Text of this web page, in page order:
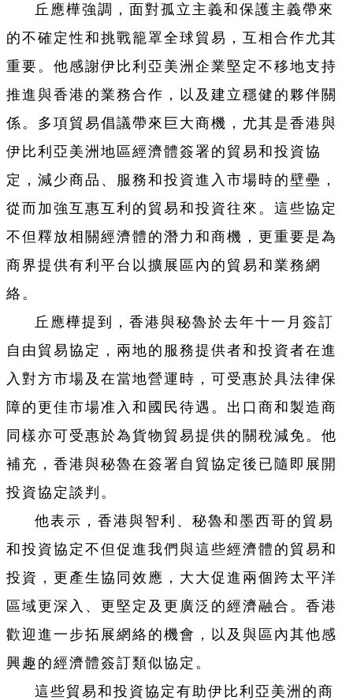
丘應樺強調，面對孤立主義和保護主義帶來
的不確定性和挑戰籠罩全球貿易，互相合作尤其
重要。他感謝伊比利亞美洲企業堅定不移地支持
推進與香港的業務合作，以及建立穩健的夥伴關
係。 多項貿易倡議帶來巨大商機，尤其是香港與
伊比利亞美洲地區經濟體簽署的貿易和投資協
定，減少商品、服務和投資進入市場時的壁壘，
從而加強互惠互利的貿易和投資往來。這些協定
不但釋放相關經濟體的潛力和商機，更重要是為
商界提供有利平台以擴展區內的貿易和業務網
絡。
丘應樺提到，香港與秘魯於去年十一月簽訂
自由貿易協定，兩地的服務提供者和投資者在進
入對方市場及在當地營運時，可受惠於具法律保
障的更佳市場准入和國民待遇。出口商和製造商
同樣亦可受惠於為貨物貿易提供的關稅減免。他
補充，香港與秘魯在簽署自貿協定後已隨即展開
投資協定談判。
他表示，香港與智利、秘魯和墨西哥的貿易
和投資協定不但促進我們與這些經濟體的貿易和
投資，更產生協同效應，大大促進兩個跨太平洋
區域更深入、更堅定及更廣泛的經濟融合。香港
歡迎進一步拓展網絡的機會，以及與區內其他感
興趣的經濟體簽訂類似協定。
這些貿易和投資協定有助伊比利亞美洲的商